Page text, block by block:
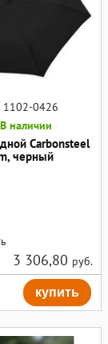
1102-0426
В наличии
Carbonsteel
черный
3 306,80 руб.
купить